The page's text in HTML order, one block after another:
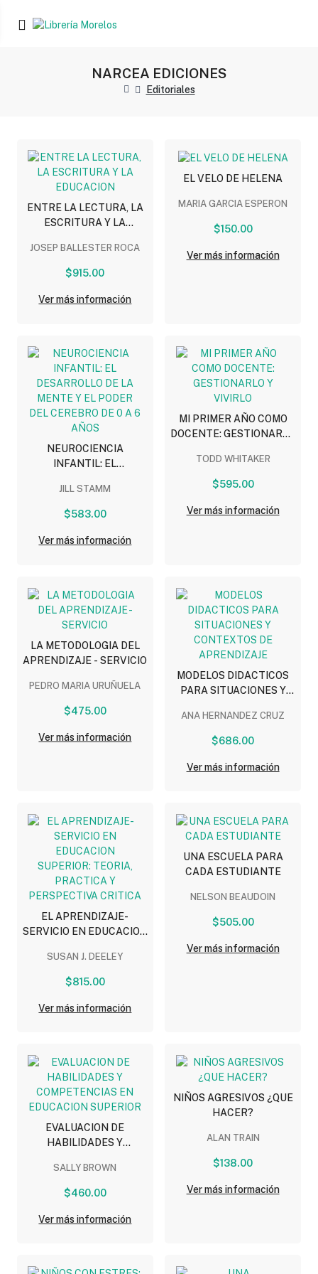
NARCEA EDICIONES
Editoriales
ENTRE LA LECTURA, LA
ESCRITURA Y LA
JOSEP BALLESTER ROCA
$915.00
Ver más información
EL VELO DE HELENA
MARIA GARCIA ESPERON
$150.00
Ver más información
NEUROCIENCIA
INFANTIL: EL
MENTE Y EL PODER DEL
CEREBRO DE 0 A 6 AÑOS
JILL STAMM
$583.00
Ver más información
MI PRIMER AÑO COMO
DOCENTE: GESTIONARLO
TODD WHITAKER
$595.00
Ver más información
LA METODOLOGIA DEL
APRENDIZAJE - SERVICIO
PEDRO MARIA URUÑUELA
$475.00
Ver más información
MODELOS DIDACTICOS
PARA SITUACIONES Y
APRENDIZAJE
ANA HERNANDEZ CRUZ
$686.00
Ver más información
EL APRENDIZAJE-
SERVICIO EN EDUCACION
PRACTICA Y
PERSPECTIVA CRITICA
SUSAN J. DEELEY
$815.00
Ver más información
UNA ESCUELA PARA
CADA ESTUDIANTE
NELSON BEAUDOIN
$505.00
Ver más información
EVALUACION DE
HABILIDADES Y
EDUCACION SUPERIOR
SALLY BROWN
$460.00
Ver más información
NIÑOS AGRESIVOS ¿QUE
HACER?
ALAN TRAIN
$138.00
Ver más información